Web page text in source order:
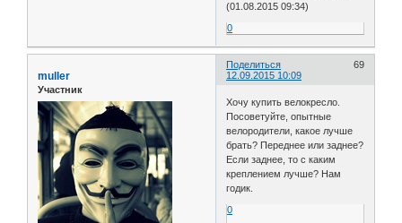
(01.08.2015 09:34)
0
Поделиться
69
12.09.2015 10:09
muller
Участник
Хочу купить велокресло.
Посоветуйте, опытные
велородители, какое лучше
брать? Переднее или заднее?
Если заднее, то с каким
креплением лучше? Нам
годик.
0